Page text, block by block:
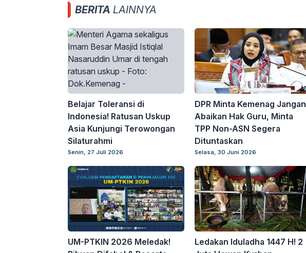
BERITA LAINNYA
Belajar Toleransi di
Indonesia! Ratusan Uskup
Asia Kunjungi Terowongan
Silaturahmi
Senin, 27 Juli 2026
DPR Minta Kemenag Jangan
Abaikan Hak Guru, Minta
TPP Non-ASN Segera
Dituntaskan
Selasa, 30 Juni 2026
UM-PTKIN 2026 Meledak!
Ledakan Iduladha 1447 H! 2